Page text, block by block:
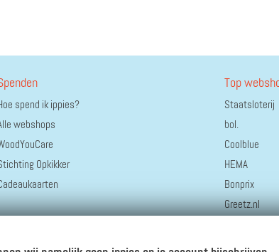
spend ik ippies?
webshops
Opkikker
Top
Staatsloterij
bol.
Coolblue
HEMA
Bonprix
Greetz.nl